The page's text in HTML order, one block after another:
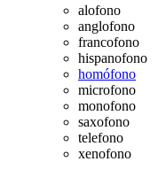
alofono
anglofono
francofono
hispanofono
homófono
microfono
monofono
saxofono
telefono
xenofono